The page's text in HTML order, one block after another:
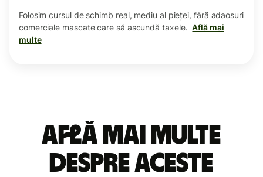
Folosim cursul de schimb real, mediu al pieței, fără adaosuri
comerciale mascate care să ascundă taxele. Află mai
multe
Află mai multe
despre aceste